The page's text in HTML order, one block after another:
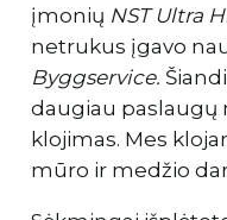
įmonių NST Ultra
netrukus įgavo
Byggservice.
daugiau paslaugų
klojimas. Mes
mūro ir medžio